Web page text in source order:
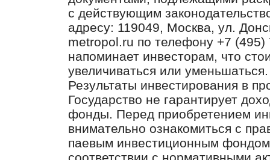
с действующим
адресу: 119049, Москва, ул.
metropol.ru по телефону +7
напоминает инвесторам, что
увеличиваться или уменьшаться.
Результаты инвестирования в
Государство не гарантирует
фонды. Перед приобретением
внимательно ознакомиться с
паевым инвестиционным